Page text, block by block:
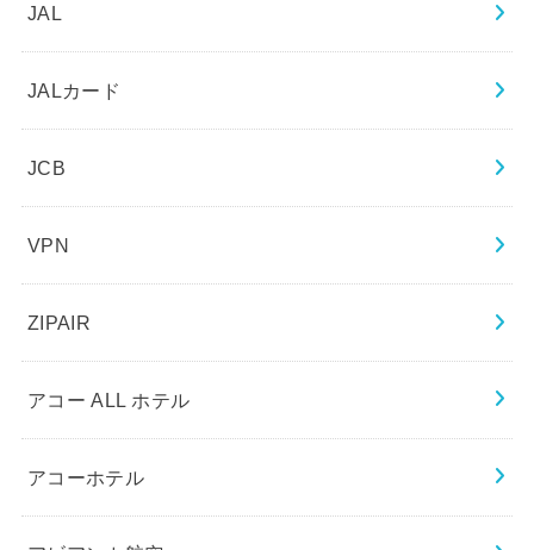
JAL
JALカード
JCB
VPN
ZIPAIR
アコー ALL ホテル
アコーホテル